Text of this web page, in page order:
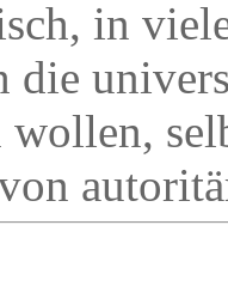
in
die
wollen,